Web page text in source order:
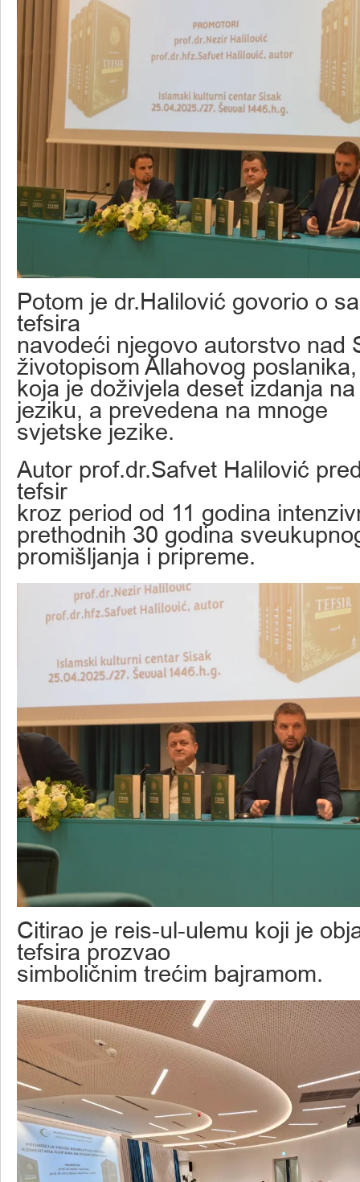
Potom je dr.Halilović govorio o
tefsira
navodeći njegovo autorstvo nad
životopisom Allahovog
koja je doživjela deset izdanja
jeziku, a prevedena na mnoge
svjetske jezike.
Autor prof.dr.Safvet Halilović
tefsir
kroz period od 11 godina
prethodnih 30 godina
promišljanja i pripreme.
Citirao je reis-ul-ulemu koji je
tefsira prozvao
simboličnim trećim bajramom.